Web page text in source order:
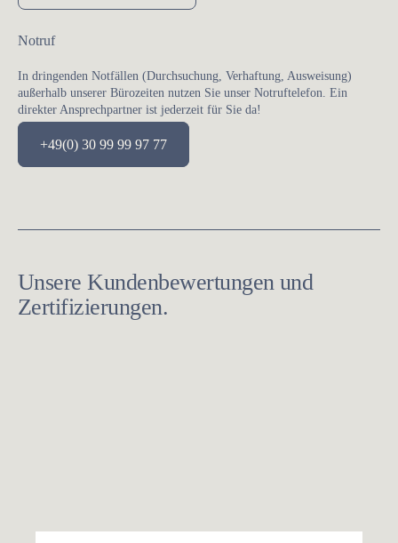
Notruf
In dringenden Notfällen (Durchsuchung, Verhaftung, Ausweisung)
außerhalb unserer Bürozeiten nutzen Sie unser Notruftelefon. Ein
direkter Ansprechpartner ist jederzeit für Sie da!
+49(0) 30 99 99 97 77
Unsere Kundenbewertungen und
Zertifizierungen.